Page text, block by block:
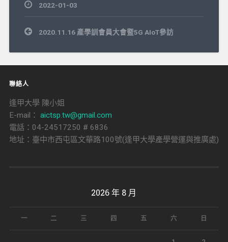
2022-01-03
文
章
覽
2020.11.16 產學訓會員大會暨5G AIoT參訪
聯絡人
逢甲大學 陳小姐
E-mail： aictsp.tw@gmail.com
電話：04-24517250 # 6836
地址：臺中市西屯區文華路100號(逢甲大學產學營運與推廣處)
2026 年 8 月
一 二 三 四 五 六 日